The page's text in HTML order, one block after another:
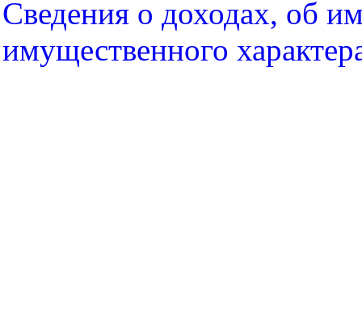
Сведения о доходах, об
имущественного